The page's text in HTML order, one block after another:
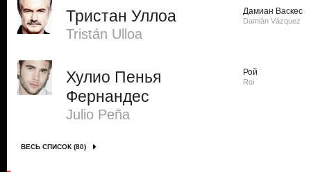
Тристан Уллоа
Tristán Ulloa
Дамиан Васкес
Damián Vázquez
Хулио Пенья
Фернандес
Julio Peña
Рой
Roi
ВЕСЬ СПИСОК (80)